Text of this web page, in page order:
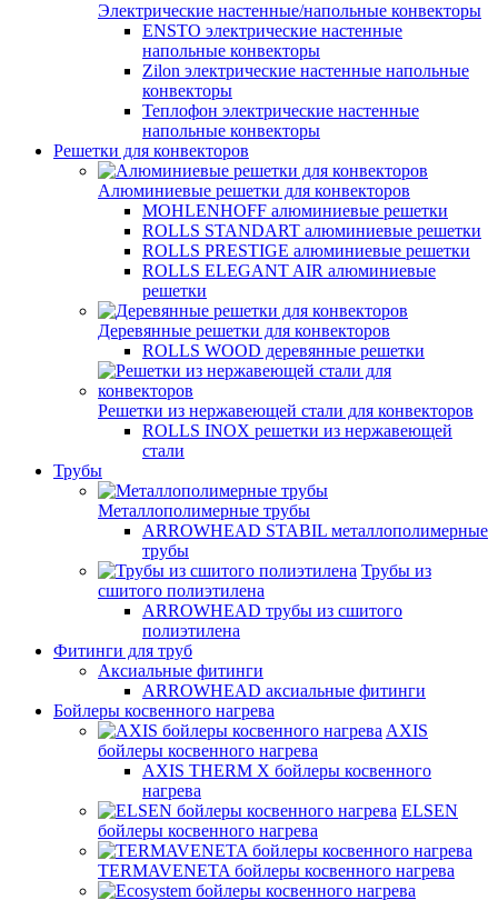
Электрические настенные/напольные конвекторы
ENSTO электрические настенные
напольные конвекторы
Zilon электрические настенные напольные
конвекторы
Теплофон электрические настенные
напольные конвекторы
Решетки для конвекторов
Алюминиевые решетки для конвекторов
MOHLENHOFF алюминиевые решетки
ROLLS STANDART алюминиевые решетки
ROLLS PRESTIGE алюминиевые решетки
ROLLS ELEGANT AIR алюминиевые
решетки
Деревянные решетки для конвекторов
ROLLS WOOD деревянные решетки
Решетки из нержавеющей стали для конвекторов
ROLLS INOX решетки из нержавеющей
стали
Трубы
Металлополимерные трубы
ARROWHEAD STABIL металлополимерные
трубы
Трубы из
сшитого полиэтилена
ARROWHEAD трубы из сшитого
полиэтилена
Фитинги для труб
Аксиальные фитинги
ARROWHEAD аксиальные фитинги
Бойлеры косвенного нагрева
AXIS
бойлеры косвенного нагрева
AXIS THERM X бойлеры косвенного
нагрева
ELSEN
бойлеры косвенного нагрева
TERMAVENETA бойлеры косвенного нагрева